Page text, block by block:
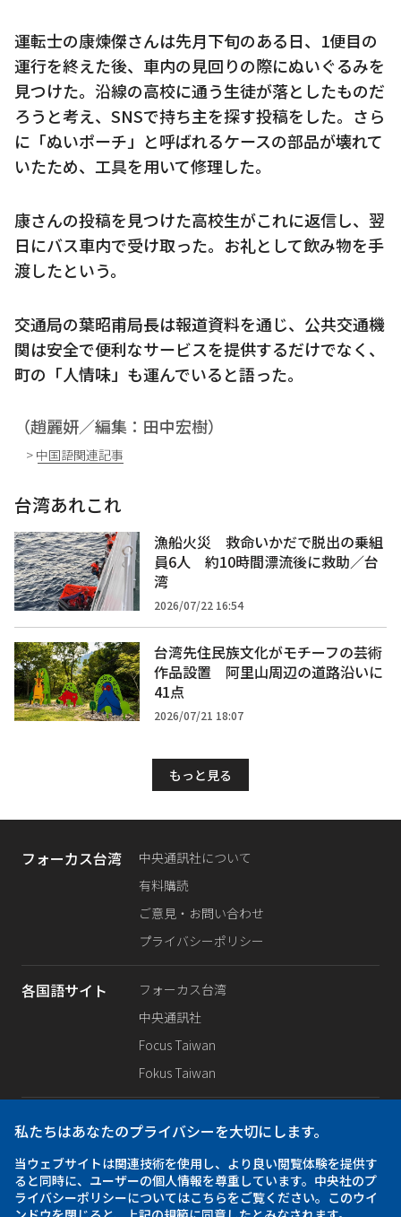
運転士の康煉傑さんは先月下旬のある日、1便目の
運行を終えた後、車内の見回りの際にぬいぐるみを
見つけた。沿線の高校に通う生徒が落としたものだ
ろうと考え、SNSで持ち主を探す投稿をした。さら
に「ぬいポーチ」と呼ばれるケースの部品が壊れて
いたため、工具を用いて修理した。
康さんの投稿を見つけた高校生がこれに返信し、翌
日にバス車内で受け取った。お礼として飲み物を手
渡したという。
交通局の葉昭甫局長は報道資料を通じ、公共交通機
関は安全で便利なサービスを提供するだけでなく、
町の「人情味」も運んでいると語った。
（趙麗妍／編集：田中宏樹）
> 中国語関連記事
台湾あれこれ
漁船火災 救命いかだで脱出の乗組
員6人 約10時間漂流後に救助／台
湾
2026/07/22 16:54
台湾先住民族文化がモチーフの芸術
作品設置 阿里山周辺の道路沿いに
41点
2026/07/21 18:07
もっと見る
フォーカス台湾
中央通訊社について
有料購読
ご意見・お問い合わせ
プライバシーポリシー
各国語サイト
フォーカス台湾
中央通訊社
Focus Taiwan
Fokus Taiwan
SNS公式
Facebook
Instagram
私たちはあなたのプライバシーを大切にします。
当ウェブサイトは関連技術を使用し、より良い閲覧体験を提供す
ると同時に、ユーザーの個人情報を尊重しています。中央社のプ
ライバシーポリシーについてはこちらをご覧ください。このウイ